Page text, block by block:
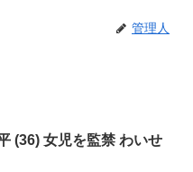
管理人
(36) 女児を監禁 わいせ